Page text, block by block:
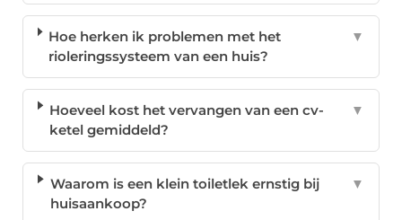
Hoe herken ik problemen met het
rioleringssysteem van een huis?
▼
Hoeveel kost het vervangen van een cv-
ketel gemiddeld?
▼
Waarom is een klein toiletlek ernstig bij
huisaankoop?
▼